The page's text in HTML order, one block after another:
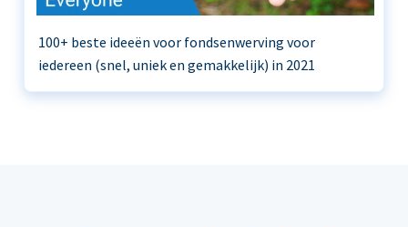
100+ beste ideeën voor fondsenwerving voor
iedereen (snel, uniek en gemakkelijk) in 2021